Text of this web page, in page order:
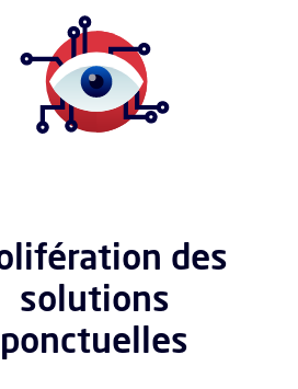
des
solutions
ponctuelles